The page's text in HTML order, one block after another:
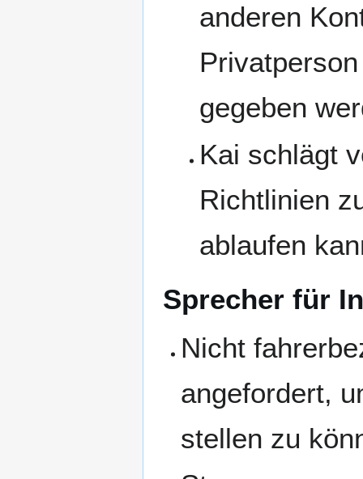
anderen
gegeben
Kai schlägt
Richtlinien
ablaufen
Sprecher für
Nicht
angefordert,
stellen zu